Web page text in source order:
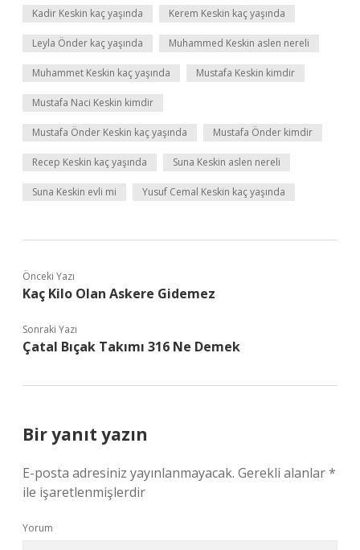
Kadir Keskin kaç yaşında Kerem Keskin kaç yaşında
Leyla Önder kaç yaşında Muhammed Keskin aslen nereli
Muhammet Keskin kaç yaşında Mustafa Keskin kimdir
Mustafa Naci Keskin kimdir
Mustafa Önder Keskin kaç yaşında Mustafa Önder kimdir
Recep Keskin kaç yaşında Suna Keskin aslen nereli
Suna Keskin evli mi Yusuf Cemal Keskin kaç yaşında
Önceki Yazı
Kaç Kilo Olan Askere Gidemez
Sonraki Yazı
Çatal Bıçak Takımı 316 Ne Demek
Bir yanıt yazın
E-posta adresiniz yayınlanmayacak. Gerekli alanlar*
ile işaretlenmişlerdir
Yorum